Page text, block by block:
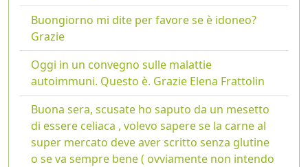
Buongiorno mi dite per favore se è idoneo?
Grazie
Oggi in un convegno sulle malattie
autoimmuni. Questo è. Grazie Elena Frattolin
Buona sera, scusate ho saputo da un mesetto
di essere celiaca , volevo sapere se la carne al
super mercato deve aver scritto senza glutine
o se va sempre bene ( ovviamente non intendo